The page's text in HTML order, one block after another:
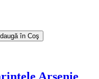
Arsenie